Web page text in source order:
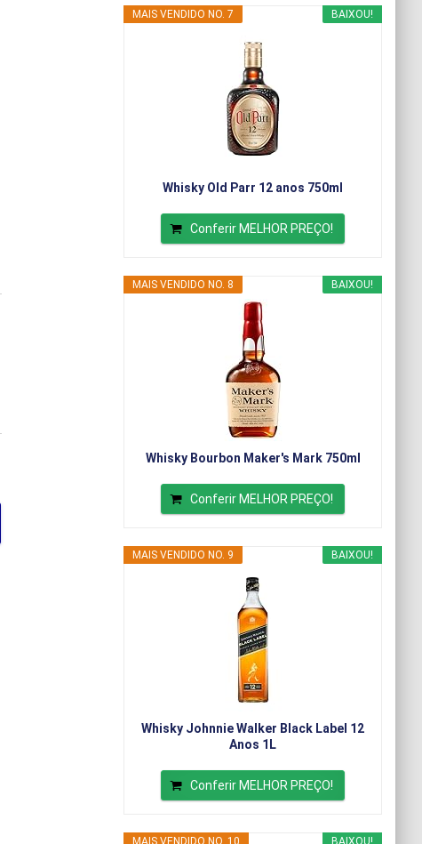
BAIXOU!
MAIS VENDIDO NO. 7
Whisky Old Parr 12 anos 750ml
Conferir MELHOR PREÇO!
BAIXOU!
MAIS VENDIDO NO. 8
Whisky Bourbon Maker's Mark 750ml
Conferir MELHOR PREÇO!
BAIXOU!
MAIS VENDIDO NO. 9
Whisky Johnnie Walker Black Label 12
Anos 1L
Conferir MELHOR PREÇO!
BAIXOU!
MAIS VENDIDO NO. 10